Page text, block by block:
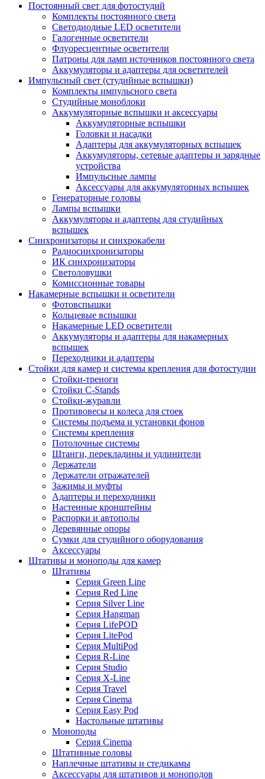
Постоянный свет для фотостудий
Комплекты постоянного света
Светодиодные LED осветители
Галогенные осветители
Флуоресцентные осветители
Патроны для ламп источников постоянного света
Аккумуляторы и адаптеры для осветителей
Импульсный свет (студийные вспышки)
Комплекты импульсного света
Студийные моноблоки
Аккумуляторные вспышки и аксессуары
Аккумуляторные вспышки
Головки и насадки
Адаптеры для аккумуляторных вспышек
Аккумуляторы, сетевые адаптеры и зарядные
устройства
Импульсные лампы
Аксессуары для аккумуляторных вспышек
Генераторные головы
Лампы вспышки
Аккумуляторы и адаптеры для студийных
вспышек
Синхронизаторы и синхрокабели
Радиосинхронизаторы
ИК синхронизаторы
Светоловушки
Комиссионные товары
Накамерные вспышки и осветители
Фотовспышки
Кольцевые вспышки
Накамерные LED осветители
Аккумуляторы и адаптеры для накамерных
вспышек
Переходники и адаптеры
Стойки для камер и системы крепления для фотостудии
Стойки-треноги
Стойки C-Stands
Стойки-журавли
Противовесы и колеса для стоек
Системы подъема и установки фонов
Системы крепления
Потолочные системы
Штанги, перекладины и удлинители
Держатели
Держатели отражателей
Зажимы и муфты
Адаптеры и переходники
Настенные кронштейны
Распорки и автополы
Деревянные опоры
Сумки для студийного оборудования
Аксессуары
Штативы и моноподы для камер
Штативы
Серия Green Line
Серия Red Line
Серия Silver Line
Серия Hangman
Серия LifePOD
Серия LitePod
Серия MultiPod
Серия R-Line
Серия Studio
Серия X-Line
Серия Travel
Серия Cinema
Серия Easy Pod
Настольные штативы
Моноподы
Серия Cinema
Штативные головы
Наплечные штативы и стедикамы
Аксессуары для штативов и моноподов